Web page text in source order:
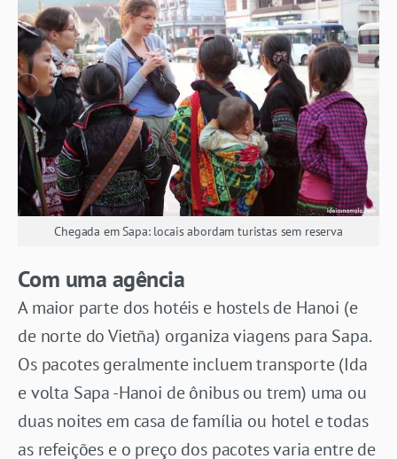
Chegada em Sapa: locais abordam turistas sem reserva
Com uma agência
A maior parte dos hotéis e hostels de Hanoi (e
de norte do Vietña) organiza viagens para Sapa.
Os pacotes geralmente incluem transporte (Ida
e volta Sapa -Hanoi de ônibus ou trem) uma ou
duas noites em casa de família ou hotel e todas
as refeições e o preço dos pacotes varia entre de